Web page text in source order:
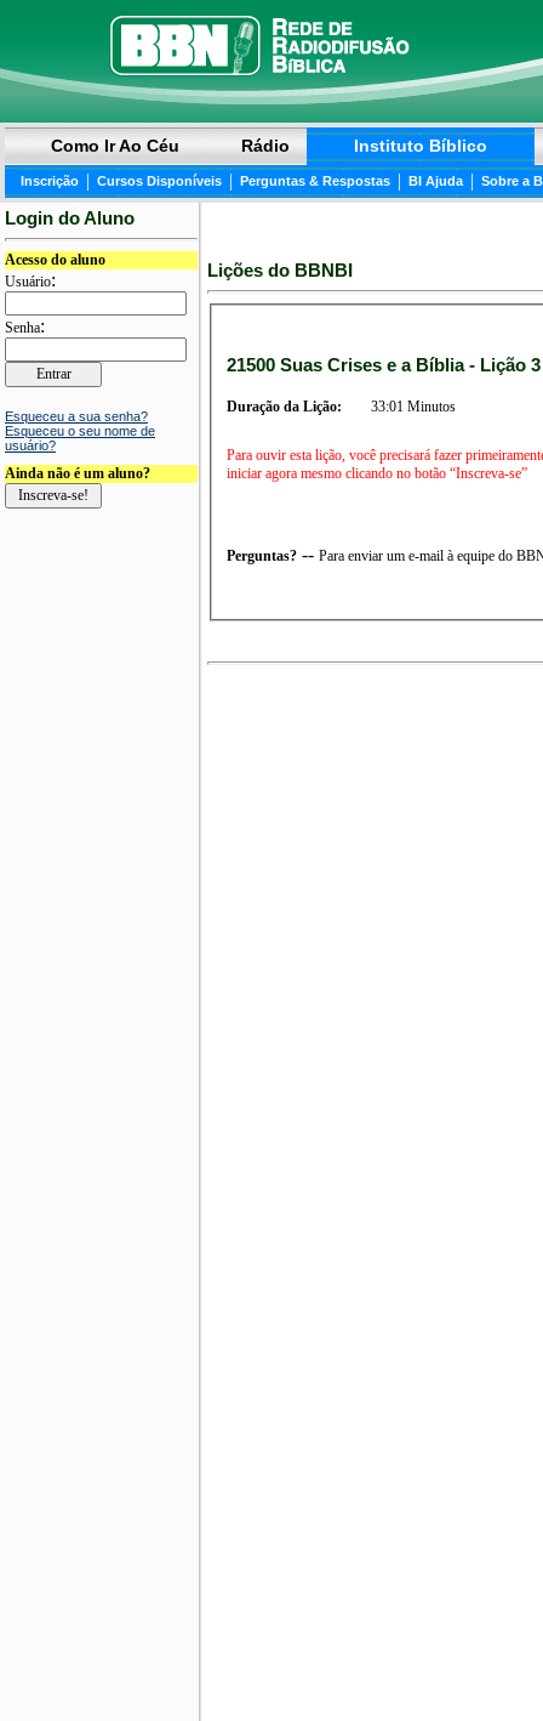
Como Ir Ao Céu Rádio Instituto Bíblico
Inscrição | Cursos Disponíveis | Perguntas & Respostas | BI Ajuda | Sobre a
Login do Aluno
Acesso do aluno
Usuário:
Senha:
Esqueceu a sua senha?
Esqueceu o seu nome de
usuário?
Ainda não é um aluno?
Lições do BBNBI
21500 Suas Crises e a Bíblia - Lição 3
Duração da Lição: 33:01 Minutos
Para ouvir esta lição, você precisará fazer
iniciar agora mesmo clicando no botão “Inscreva-se”
Perguntas? -- Para enviar um e-mail à equipe do